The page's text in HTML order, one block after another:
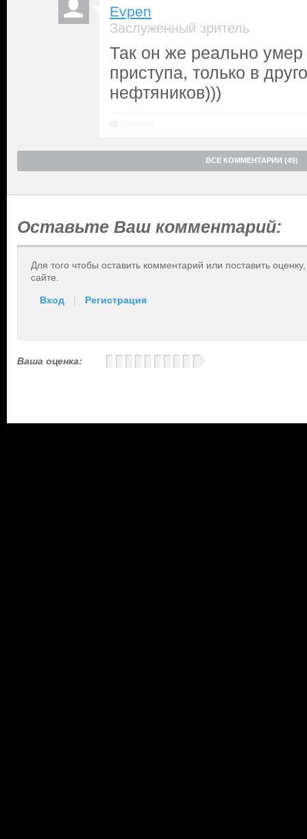
Evpen
Заслуженный зритель
Так он же реально умер
приступа, только в
нефтяников)))
ВСЕ КОММЕНТАРИИ (49)
Оставьте Ваш комментарий:
Для того чтобы оставить комментарий или поставить
сайте.
Вход | Регистрация
Ваша оценка: